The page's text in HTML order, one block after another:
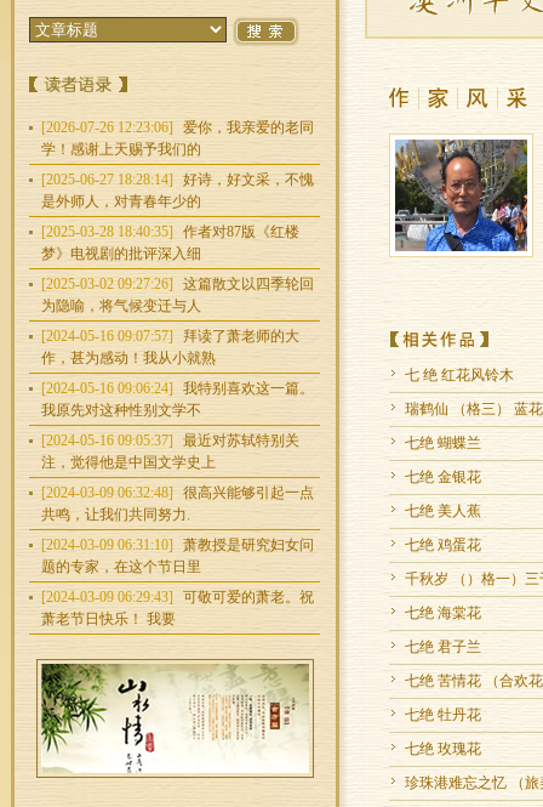
[2026-07-26 12:23:06]
爱你，我亲爱的老同
学！感谢上天赐予我们的
[2025-06-27 18:28:14]
好诗，好文采，不愧
是外师人，对青春年少的
[2025-03-28 18:40:35]
作者对87版《红楼
梦》电视剧的批评深入细
[2025-03-02 09:27:26]
这篇散文以四季轮回
为隐喻，将气候变迁与人
[2024-05-16 09:07:57]
拜读了萧老师的大
作，甚为感动！我从小就熟
[2024-05-16 09:06:24]
我特别喜欢这一篇。
我原先对这种性别文学不
[2024-05-16 09:05:37]
最近对苏轼特别关
注，觉得他是中国文学史上
[2024-03-09 06:32:48]
很高兴能够引起一点
共鸣，让我们共同努力.
[2024-03-09 06:31:10]
萧教授是研究妇女问
题的专家，在这个节日里
[2024-03-09 06:29:43]
可敬可爱的萧老。祝
萧老节日快乐！ 我要
七 绝 红花风铃木
瑞鹤仙 （格三） 蓝
七绝 蝴蝶兰
七绝 金银花
七绝 美人蕉
七绝 鸡蛋花
千秋岁 （）格一）
七绝 海棠花
七绝 君子兰
七绝 苦情花 （合欢
七绝 牡丹花
七绝 玫瑰花
珍珠港难忘之忆 （